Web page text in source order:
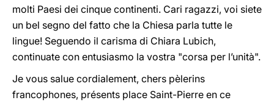
molti Paesi dei cinque continenti. Cari ragazzi, voi siete
un bel segno del fatto che la Chiesa parla tutte le
lingue! Seguendo il carisma di Chiara Lubich,
continuate con entusiasmo la vostra "corsa per l’unità".
Je vous salue cordialement, chers pèlerins
francophones, présents place Saint-Pierre en ce